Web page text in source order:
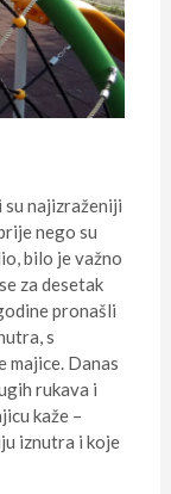
su najizraženiji
nego su
bilo je važno
za desetak
pronašli
s
majice. Danas
rukava i
kaže –
iznutra i koje